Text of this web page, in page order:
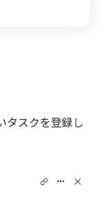
タスクを登録し